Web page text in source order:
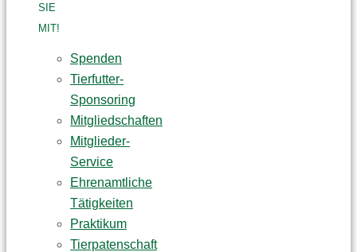
SIE
MIT!
Spenden
Tierfutter-
Sponsoring
Mitgliedschaften
Mitglieder-
Service
Ehrenamtliche
Tätigkeiten
Praktikum
Tierpatenschaft